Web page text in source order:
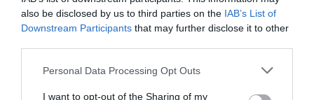
also be disclosed by us to third parties on the IAB’s List of
Downstream Participants that may further disclose it to other
Personal Data Processing Opt Outs
I want to opt-out of the Sharing of my
a commenté